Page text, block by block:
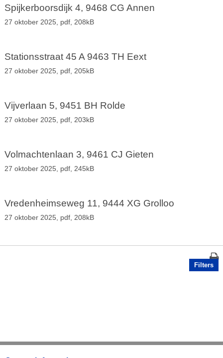
Spijkerboorsdijk 4, 9468 CG Annen
27 oktober 2025, pdf, 208kB
Stationsstraat 45 A 9463 TH Eext
27 oktober 2025, pdf, 205kB
Vijverlaan 5, 9451 BH Rolde
27 oktober 2025, pdf, 203kB
Volmachtenlaan 3, 9461 CJ Gieten
27 oktober 2025, pdf, 245kB
Vredenheimseweg 11, 9444 XG Grolloo
27 oktober 2025, pdf, 208kB
Filters